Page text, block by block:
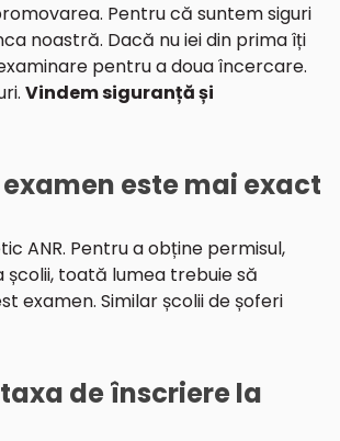
Pentru că suntem siguri
noastră. Dacă nu iei din prima îți
pentru a doua încercare.
Vindem siguranță și
examen este mai exact
ANR. Pentru a obține permisul,
școlii, toată lumea trebuie să
examen. Similar școlii de șoferi
de înscriere la